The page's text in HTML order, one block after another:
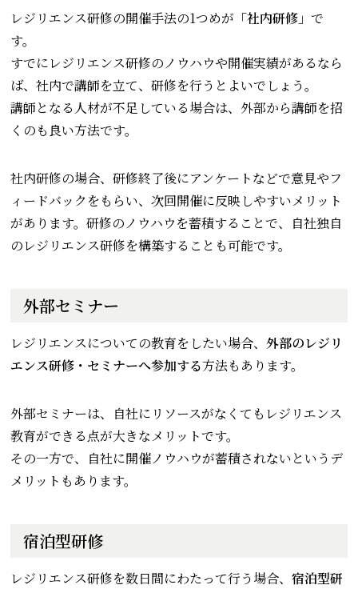
レジリエンス研修の開催手法の1つめが 「社内研修」で
す。
すでにレジリエンス研修のノウハウや開催実績があるなら
ば、社内で講師を立て、研修を行うとよいでしょう。
講師となる人材が不足している場合は、外部から講師を招
くのも良い方法です。
社内研修の場合、研修終了後にアンケートなどで意見やフ
ィードバックをもらい、次回開催に反映しやすいメリット
があります。研修のノウハウを蓄積することで、自社独自
のレジリエンス研修を構築することも可能です。
外部セミナー
レジリエンスについての教育をしたい場合、外部のレジリ
エンス研修・セミナーへ参加する方法もあります。
外部セミナーは、自社にリソースがなくてもレジリエンス
教育ができる点が大きなメリットです。
その一方で、自社に開催ノウハウが蓄積されないというデ
メリットもあります。
宿泊型研修
レジリエンス研修を数日間にわたって行う場合、宿泊型研